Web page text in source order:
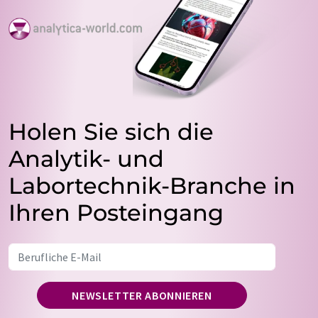
Holen Sie sich die
Analytik- und
Labortechnik-Branche in
Ihren Posteingang
NEWSLETTER ABONNIEREN